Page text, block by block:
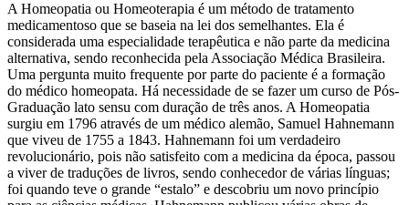
A Homeopatia ou Homeoterapia é um método de tratamento
medicamentoso que se baseia na lei dos semelhantes. Ela é
considerada uma especialidade terapêutica e não parte da medicina
alternativa, sendo reconhecida pela Associação Médica Brasileira.
Uma pergunta muito frequente por parte do paciente é a formação
do médico homeopata. Há necessidade de se fazer um curso de Pós-
Graduação lato sensu com duração de três anos. A Homeopatia
surgiu em 1796 através de um médico alemão, Samuel Hahnemann
que viveu de 1755 a 1843. Hahnemann foi um verdadeiro
revolucionário, pois não satisfeito com a medicina da época, passou
a viver de traduções de livros, sendo conhecedor de várias línguas;
foi quando teve o grande “estalo” e descobriu um novo princípio